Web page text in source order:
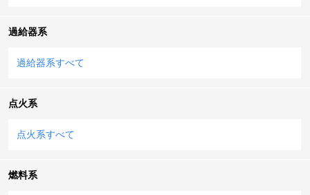
過給器系
過給器系すべて
点火系
点火系すべて
燃料系